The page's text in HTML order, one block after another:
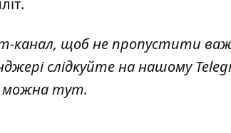
канал, щоб не пропустити
слідкуйте на нашому
можнатут.